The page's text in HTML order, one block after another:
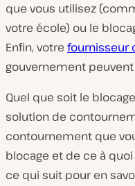
que vous utilisez
votre école) ou le
Enfin, votre fournisseur
gouvernement
Quel que soit le
solution de
contournement que
blocage et de ce à quoi
ce qui suit pour en